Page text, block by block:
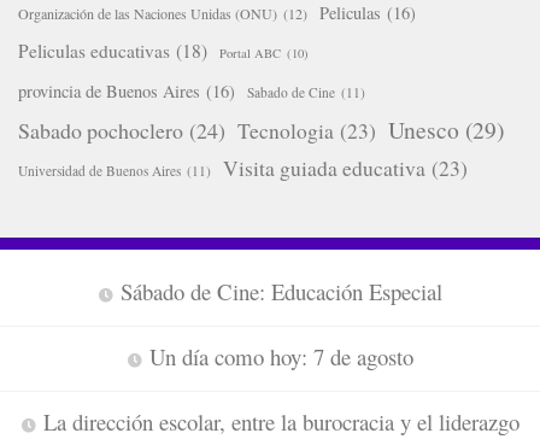
Organización de las Naciones Unidas (ONU) (12) Peliculas (16)
Peliculas educativas (18) Portal ABC (10)
provincia de Buenos Aires (16) Sabado de Cine (11)
Sabado pochoclero (24) Tecnologia (23) Unesco (29)
Universidad de Buenos Aires (11) Visita guiada educativa (23)
Sábado de Cine: Educación Especial
Un día como hoy: 7 de agosto
La dirección escolar, entre la burocracia y el liderazgo